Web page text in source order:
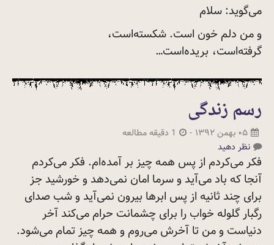
می‌گوید: سلام
و من دلم خون است. شکسته‌است،
گرفته‌است، بریده‌است…
رسم زندگی
۰۵ بهمن ۱۳۹۲ -
1 دقیقه مطالعه
نظر دهید
فکر می‌کردم از پس همه چیز بر آمده‌ام. فکر می‌کردم
آنجا که باد می‌آید و سرما امان نمی‌دهد و خورشید جز
برای چند ثانیه از پس ابرها بیرون نمی‌آید و شب صدای
رگبار گلوله خواب را برای چشمانت حرام می‌کند آخر
دنیاست و من تا آخرش می‌روم و همه چیز تمام می‌شود.